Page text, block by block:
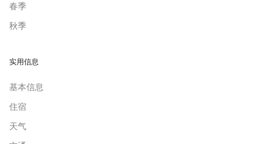
春季
秋季
实用信息
基本信息
住宿
天气